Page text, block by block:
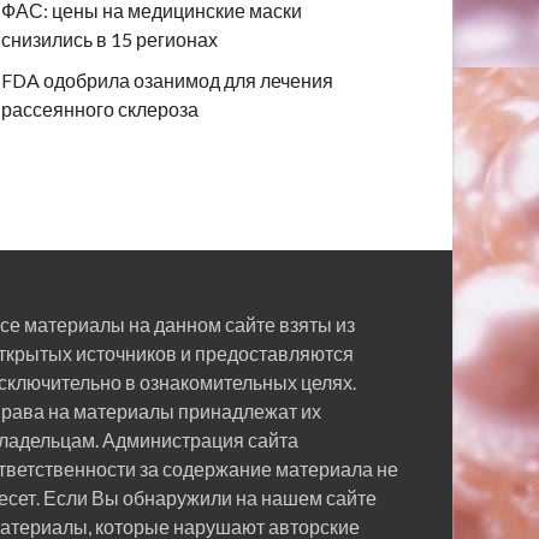
ФАС: цены на медицинские маски
снизились в 15 регионах
FDA одобрила озанимод для лечения
рассеянного склероза
материалы на данном сайте взяты из
источников и предоставляются
в ознакомительных целях.
на материалы принадлежат их
Администрация сайта
за содержание материала не
Если Вы обнаружили на нашем сайте
которые нарушают авторские